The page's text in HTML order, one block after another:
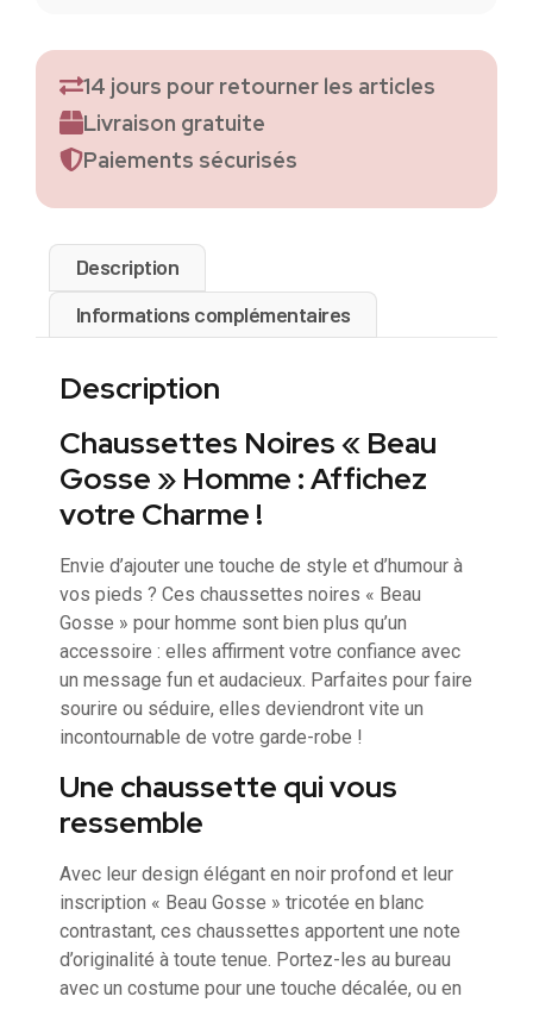
14 jours pour retourner les articles
Livraison gratuite
Paiements sécurisés
Description
Informations complémentaires
Description
Chaussettes Noires « Beau
Gosse » Homme : Affichez
votre Charme !
Envie d’ajouter une touche de style et d’humour à
vos pieds ? Ces chaussettes noires « Beau
Gosse » pour homme sont bien plus qu’un
accessoire : elles affirment votre confiance avec
un message fun et audacieux. Parfaites pour faire
sourire ou séduire, elles deviendront vite un
incontournable de votre garde-robe !
Une chaussette qui vous
ressemble
Avec leur design élégant en noir profond et leur
inscription « Beau Gosse » tricotée en blanc
contrastant, ces chaussettes apportent une note
d’originalité à toute tenue. Portez-les au bureau
avec un costume pour une touche décalée, ou en